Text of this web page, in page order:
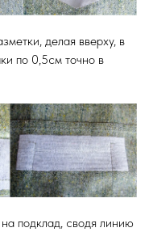
делая вверху, в
по 0,5см точно в
подклад, сводя линию